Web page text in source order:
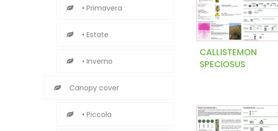
CALLISTEMON
SPECIOSUS
• Primavera
• Estate
• Inverno
Canopy cover
• Piccola